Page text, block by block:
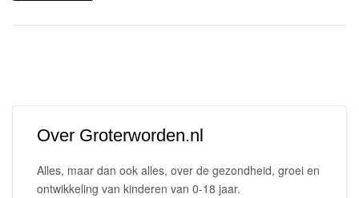
Over Groterworden.nl
Alles, maar dan ook alles, over de gezondheid, groei en
ontwikkeling van kinderen van 0-18 jaar.